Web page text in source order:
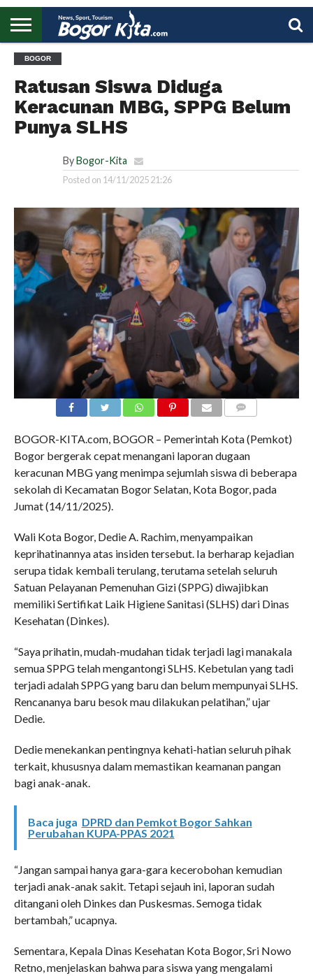
BOGOR
REGIONAL
NASIONAL
PENDIDIKAN
WISATA
OLAHRAGA
LAPORAN
PROFIL
BOGOR
Ratusan Siswa Diduga
Keracunan MBG, SPPG Belum
Punya SLHS
By Bogor-Kita
Posted on 14/11/2025 21:26
BOGOR-KITA.com, BOGOR – Pemerintah Kota (Pemkot)
Bogor bergerak cepat menangani laporan dugaan
keracunan MBG yang menimpa sejumlah siswa di beberapa
sekolah di Kecamatan Bogor Selatan, Kota Bogor, pada
Jumat (14/11/2025).
Wali Kota Bogor, Dedie A. Rachim, menyampaikan
keprihatinannya atas insiden tersebut. Ia berharap kejadian
serupa tidak kembali terulang, terutama setelah seluruh
Satuan Pelayanan Pemenuhan Gizi (SPPG) diwajibkan
memiliki Sertifikat Laik Higiene Sanitasi (SLHS) dari Dinas
Kesehatan (Dinkes).
“Saya prihatin, mudah-mudahan tidak terjadi lagi manakala
semua SPPG telah mengantongi SLHS. Kebetulan yang tadi
terjadi adalah SPPG yang baru dan belum mempunyai SLHS.
Rencananya baru besok mau dilakukan pelatihan,” ujar
Dedie.
Dedie menekankan pentingnya kehati-hatian seluruh pihak
terkait, khususnya dalam memastikan keamanan pangan
bagi anak-anak.
Baca juga DPRD dan Pemkot Bogor Sahkan
Perubahan KUPA-PPAS 2021
“Jangan sampai hanya gara-gara kecerobohan kemudian
terjadi anak-anak sakit. Tetapi sejauh ini, laporan sudah
ditangani oleh Dinkes dan Puskesmas. Semoga tidak
bertambah,” ucapnya.
Sementara, Kepala Dinas Kesehatan Kota Bogor, Sri Nowo
Retno, menjelaskan bahwa para siswa yang mengalami